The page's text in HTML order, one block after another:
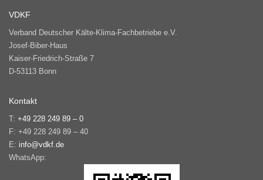
VDKF
Verband Deutscher Kälte-Klima-Fachbetriebe e.V.
Josef-Biber-Haus
Kaiser-Friedrich-Straße 7
D-53113 Bonn
Kontakt
T: +49 228 249 89 – 0
F: +49 228 249 89 – 40
E: info@vdkf.de
WhatsApp: